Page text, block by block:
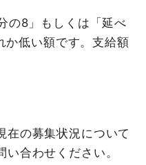
の8」もしくは「延べ
低い額です。支給額
在の募集状況について
い合わせください。